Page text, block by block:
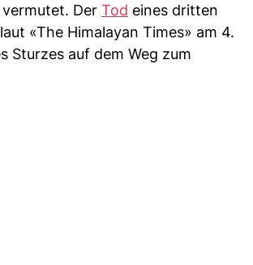
Der Tod eines dritten
«The Himalayan Times» am 4.
Sturzes auf dem Weg zum